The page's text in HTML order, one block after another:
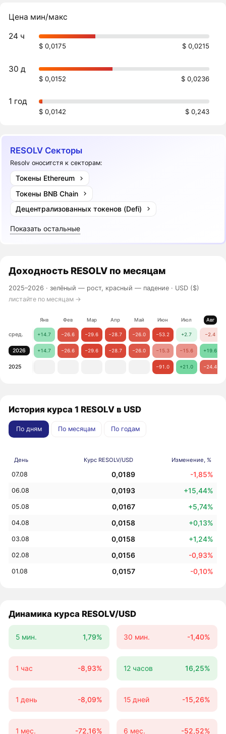
Цена мин/макс
24 ч
$ 0,0175 $ 0,0215
30 д
$ 0,0152 $ 0,0236
1 год
$ 0,0142 $ 0,243
RESOLV Секторы
Resolv оноситстя к секторам:
Токены Ethereum
Токены BNB Chain
Децентрализованных токенов (Defi)
Показать остальные
Доходность RESOLV по месяцам
2025–2026 ·зелёный — рост, красный — падение · USD ($)
листайте по месяцам →
Янв Фев Мар Апр Май Июн Июл Авг
сред. +14.7 −26.6 −29.6 −28.7 −26.0 −53.2 +2.7 −2.4
2026 +14.7 −26.6 −29.6 −28.7 −26.0 −15.3 −15.6 +19.6
2025 −91.0 +21.0 −24.4
История курса 1 RESOLV в USD
По дням По месяцам По годам
День Курс RESOLV/USD Изменение, %
07.08 0,0189 -1,85%
06.08 0,0193 +15,44%
05.08 0,0167 +5,74%
04.08 0,0158 +0,13%
03.08 0,0158 +1,24%
02.08 0,0156 -0,93%
01.08 0,0157 -0,10%
Динамика курса RESOLV/USD
5 мин. 1,79% 30 мин. -1,40%
1 час -8,93% 12 часов 16,25%
1 день -8,09% 15 дней -15,26%
1 мес. -72,16% 6 мес. -52,52%